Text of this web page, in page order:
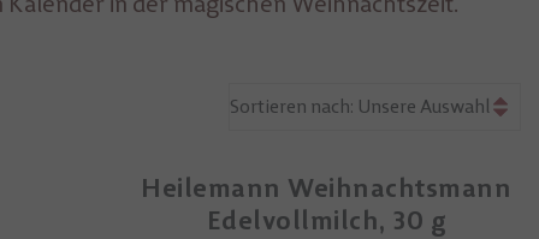
Unsere Auswahl
Name aufsteigend
Name absteigend
Heilemann Weihnachtsmann
Edelvollmilch, 30 g